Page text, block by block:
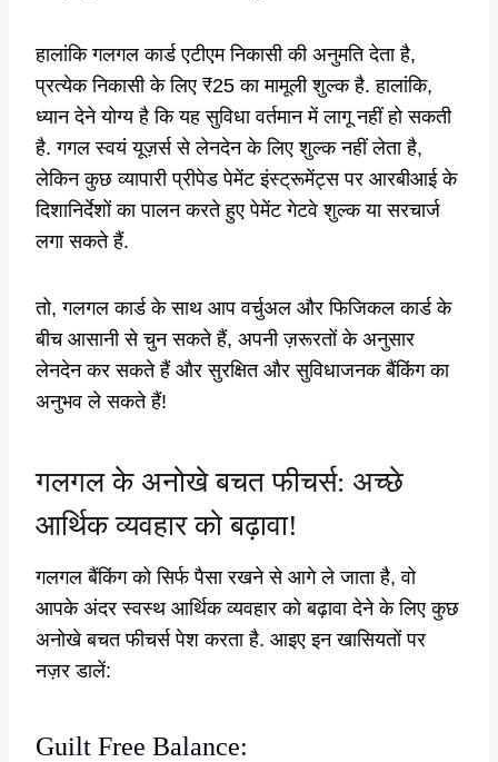
हालांकि गलगल कार्ड एटीएम निकासी की अनुमति देता है,
प्रत्येक निकासी के लिए ₹25 का मामूली शुल्क है. हालांकि,
ध्यान देने योग्य है कि यह सुविधा वर्तमान में लागू नहीं हो सकती
है. गगल स्वयं यूज़र्स से लेनदेन के लिए शुल्क नहीं लेता है,
लेकिन कुछ व्यापारी प्रीपेड पेमेंट इंस्ट्रूमेंट्स पर आरबीआई के
दिशानिर्देशों का पालन करते हुए पेमेंट गेटवे शुल्क या सरचार्ज
लगा सकते हैं.
तो, गलगल कार्ड के साथ आप वर्चुअल और फिजिकल कार्ड के
बीच आसानी से चुन सकते हैं, अपनी ज़रूरतों के अनुसार
लेनदेन कर सकते हैं और सुरक्षित और सुविधाजनक बैंकिंग का
अनुभव ले सकते हैं!
गलगल के अनोखे बचत फीचर्स: अच्छे
आर्थिक व्यवहार को बढ़ावा!
गलगल बैंकिंग को सिर्फ पैसा रखने से आगे ले जाता है, वो
आपके अंदर स्वस्थ आर्थिक व्यवहार को बढ़ावा देने के लिए कुछ
अनोखे बचत फीचर्स पेश करता है. आइए इन खासियतों पर
नज़र डालें:
Guilt Free Balance: